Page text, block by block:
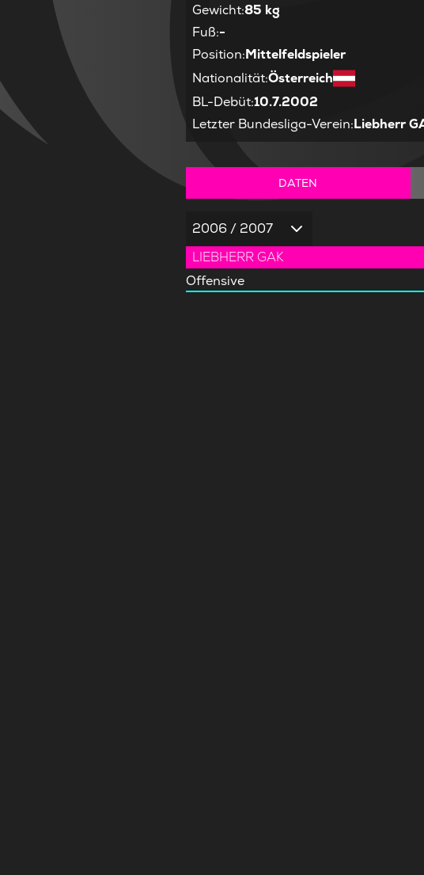
Gewicht:85 kg
Fuß:-
Position:Mittelfeldspieler
Nationalität:Österreich
BL-Debüt:10.7.2002
Letzter Bundesliga-Verein:Liebherr
DATEN
2006 / 2007
LIEBHERR GAK
Offensive